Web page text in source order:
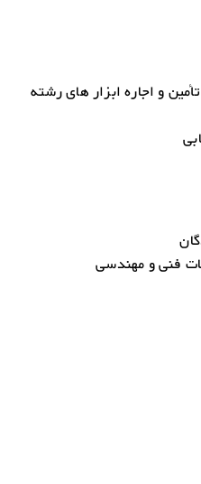
و اجاره ابزار های رشته
فنی و مهندسی